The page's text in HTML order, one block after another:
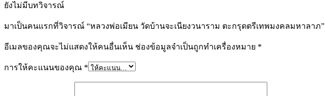
ยังไม่มีบทวิจารณ์
มาเป็นคนแรกที่วิจารณ์ “หลวงพ่อเมียน วัดบ้านจะเนียงวนาราม ตะกรุดตรีเทพมงคลมหาลาภ”
อีเมลของคุณจะไม่แสดงให้คนอื่นเห็น ช่องข้อมูลจำเป็นถูกทำเครื่องหมาย *
การให้คะแนนของคุณ *